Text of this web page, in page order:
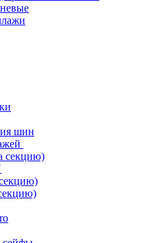
шин
секцию)